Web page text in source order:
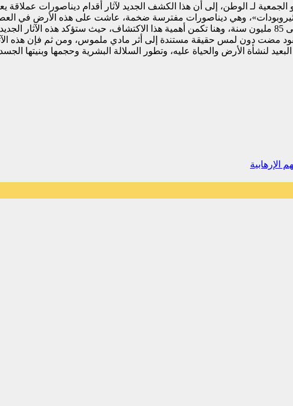
لـ الوطن، إلى أن هذا الكشف الجديد لآثار أقدام ديناصورات
وهي ديناصورات مفترسة ضخمة، عاشت على هذه الأرض في
وهو عصر «السانتونيان» الذي يقع بين الطابقين «الكوناسي» و«الكمباني» الذي يمتد من 83 إلى 85 مليون سنة، وهنا تكمن أهمية هذا
عقود مضت دون لمس حقيقة مستندة إلى أثر مادي ملموس، ومن ثم فإن هذه
لنشأة الأرض والحياة عليه، وتطور السلالة البشرية وحجمها وبنيتها
الإرهابية